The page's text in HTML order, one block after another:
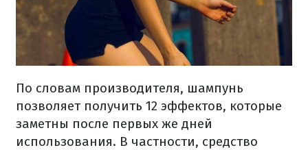
По словам производителя, шампунь
позволяет получить 12 эффектов, которые
заметны после первых же дней
использования. В частности, средство